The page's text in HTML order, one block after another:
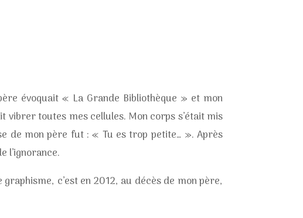
évoquait « La Grande Bibliothèque » et mon
toutes mes cellules. Mon corps s’était mis
de mon père fut : « Tu es trop petite… ». Après
l’ignorance.
c’est en 2012, au décès de mon père,